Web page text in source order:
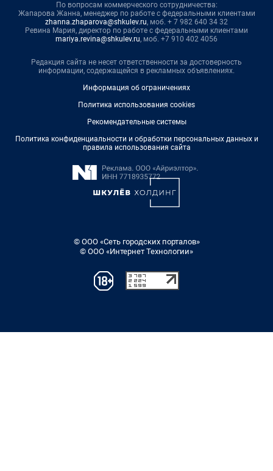
По вопросам коммерческого сотрудничества:
Жапарова Жанна, менеджер по работе с федеральными клиентами
zhanna.zhaparova@shkulev.ru, моб. + 7 982 640 34 32
Ревина Мария, директор по работе с федеральными клиентами
mariya.revina@shkulev.ru, моб. +7 910 402 4056
Редакция сайта не несет ответственности за достоверность
информации, содержащейся в рекламных объявлениях.
Информация об ограничениях
Политика использования cookies
Рекомендательные системы
Политика конфиденциальности и обработки персональных данных и
правила использования сайта
© ООО «Сеть городских порталов»
© ООО «Интернет Технологии»